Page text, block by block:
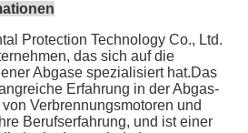
Protection Technology Co., Ltd.
das sich auf die
Abgase spezialisiert hat.Das
Erfahrung in der Abgas-
Verbrennungsmotoren und
Berufserfahrung, und ist einer